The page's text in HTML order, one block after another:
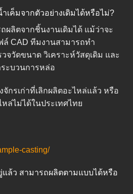
เค็มจากตัวอย่างเดิมได้หรือไม่?
ผลิตจากชิ้นงานเดิมได้ แม้ว่าจะ
ล์ CAD ทีมงานสามารถทำ
วจวัดขนาด วิเคราะห์วัสดุเดิม และ
ะบวนการหล่อ
จักรเก่าที่เลิกผลิตอะไหล่แล้ว หรือ
ล่ไม่ได้ในประเทศไทย
casting/
แล้ว สามารถผลิตตามแบบได้หรือ